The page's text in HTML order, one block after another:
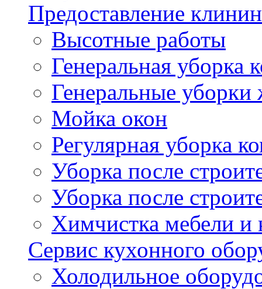
Предоставление
Высотные работы
Генеральная
Генеральные
Мойка окон
Регулярная уборка
Уборка после
Уборка после
Химчистка мебели
Сервис кухонного
Холодильное